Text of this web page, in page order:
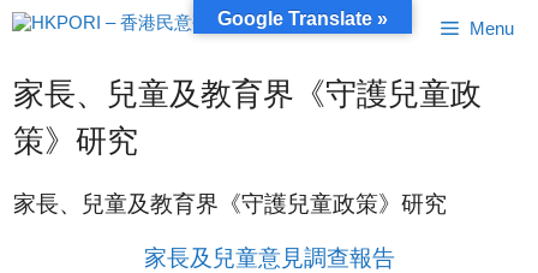
跳
至
容
Menu
家長、兒童及教育界《守護兒童政
策》研究
家長、兒童及教育界《守護兒童政策》研究
家長及兒童意見調查報告
Google Translate »